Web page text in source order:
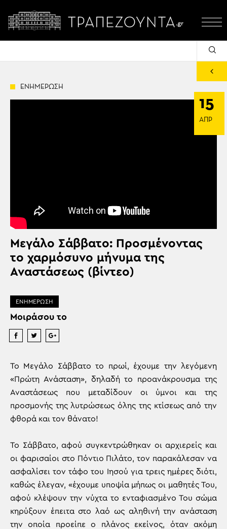
ΕΝΗΜΕΡΩΣΗ
15
ΑΠΡ
Μεγάλο Σάββατο: Προσμένοντας
το χαρμόσυνο μήνυμα της
Αναστάσεως (βίντεο)
ΕΝΗΜΕΡΩΣΗ
Μοιράσου το
Το Μεγάλο Σάββατο το πρωί, έχουμε την λεγόμενη
«Πρώτη Ανάσταση», δηλαδή το προανάκρουσμα της
Αναστάσεως που μεταδίδουν οι ύμνοι και της
προσμονής της λυτρώσεως όλης της κτίσεως από την
φθορά και τον θάνατο!
Το Σάββατο, αφού συγκεντρώθηκαν οι αρχιερείς και
οι φαρισαίοι στο Πόντιο Πιλάτο, τον παρακάλεσαν να
ασφαλίσει τον τάφο του Ιησού για τρεις ημέρες διότι,
καθώς έλεγαν, «έχουμε υποψία μήπως οι μαθητές Του,
αφού κλέψουν την νύχτα το ενταφιασμένο Του σώμα
κηρύξουν έπειτα στο λαό ως αληθινή την ανάσταση
την οποία προείπε ο πλάνος εκείνος, όταν ακόμη